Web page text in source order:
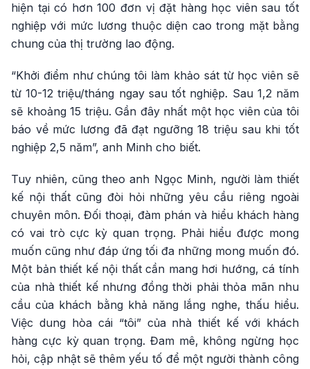
hiện tại có hơn 100 đơn vị đặt hàng học viên sau tốt
nghiệp với mức lương thuộc diện cao trong mặt bằng
chung của thị trường lao động.
“Khởi điểm như chúng tôi làm khảo sát từ học viên sẽ
từ 10-12 triệu/tháng ngay sau tốt nghiệp. Sau 1,2 năm
sẽ khoảng 15 triệu. Gần đây nhất một học viên của tôi
báo về mức lương đã đạt ngưỡng 18 triệu sau khi tốt
nghiệp 2,5 năm”, anh Minh cho biết.
Tuy nhiên, cũng theo anh Ngọc Minh, người làm thiết
kế nội thất cũng đòi hỏi những yêu cầu riêng ngoài
chuyên môn. Đối thoại, đàm phán và hiểu khách hàng
có vai trò cực kỳ quan trọng. Phải hiểu được mong
muốn cũng như đáp ứng tối đa những mong muốn đó.
Một bản thiết kế nội thất cần mang hơi hướng, cá tính
của nhà thiết kế nhưng đồng thời phải thỏa mãn nhu
cầu của khách bằng khả năng lắng nghe, thấu hiểu.
Việc dung hòa cái “tôi” của nhà thiết kế với khách
hàng cực kỳ quan trọng. Đam mê, không ngừng học
hỏi, cập nhật sẽ thêm yếu tố để một người thành công